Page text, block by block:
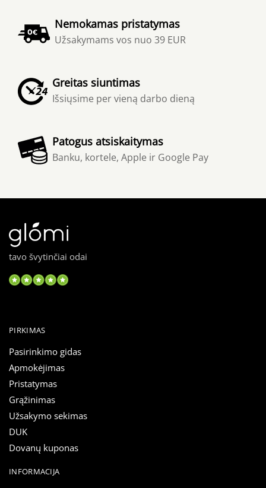
Nemokamas pristatymas
Užsakymams vos nuo 39 EUR
Greitas siuntimas
Išsiųsime per vieną darbo dieną
Patogus atsiskaitymas
Banku, kortele, Apple ir Google Pay
tavo švytinčiai odai
PIRKIMAS
Pasirinkimo gidas
Apmokėjimas
Pristatymas
Grąžinimas
Užsakymo sekimas
DUK
Dovanų kuponas
INFORMACIJA